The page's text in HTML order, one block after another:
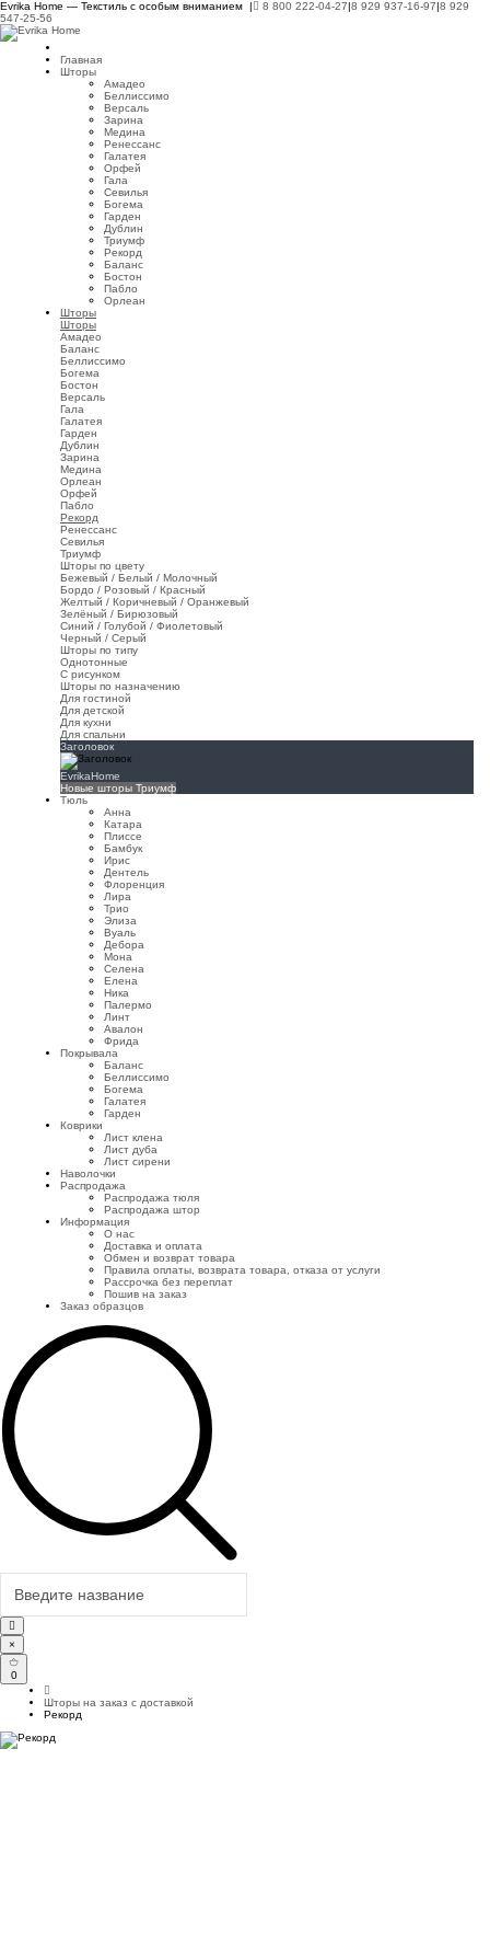
Evrika Home — Текстиль с особым вниманием | 8 800 222-04-27|8 929 937-16-97|8 929
547-25-56
Главная
Шторы
Амадео
Беллиссимо
Версаль
Зарина
Медина
Ренессанс
Галатея
Орфей
Гала
Севилья
Богема
Гарден
Дублин
Триумф
Рекорд
Баланс
Бостон
Пабло
Орлеан
Шторы
Шторы
Амадео
Баланс
Беллиссимо
Богема
Бостон
Версаль
Гала
Галатея
Гарден
Дублин
Зарина
Медина
Орлеан
Орфей
Пабло
Рекорд
Ренессанс
Севилья
Триумф
Шторы по цвету
Бежевый / Белый / Молочный
Бордо / Розовый / Красный
Желтый / Коричневый / Оранжевый
Зелёный / Бирюзовый
Синий / Голубой / Фиолетовый
Черный / Серый
Шторы по типу
Однотонные
С рисунком
Шторы по назначению
Для гостиной
Для детской
Для кухни
Для спальни
Заголовок
EvrikaHome
Новые шторы Триумф
Тюль
Анна
Катара
Плиссе
Бамбук
Ирис
Дентель
Флоренция
Лира
Трио
Элиза
Вуаль
Дебора
Мона
Селена
Елена
Ника
Палермо
Линт
Авалон
Фрида
Покрывала
Баланс
Беллиссимо
Богема
Галатея
Гарден
Коврики
Лист клена
Лист дуба
Лист сирени
Наволочки
Распродажа
Распродажа тюля
Распродажа штор
Информация
О нас
Доставка и оплата
Обмен и возврат товара
Правила оплаты, возврата товара, отказа от услуги
Рассрочка без переплат
Пошив на заказ
Заказ образцов
×
0
Шторы на заказ с доставкой
Рекорд